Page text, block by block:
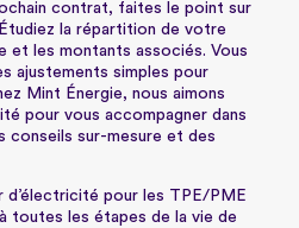
contrat, faites le point sur
la répartition de votre
et les montants associés. Vous
ajustements simples pour
Mint Énergie, nous aimons
pour vous accompagner dans
conseils sur-mesure et des
d’électricité pour les TPE/PME
toutes les étapes de la vie de